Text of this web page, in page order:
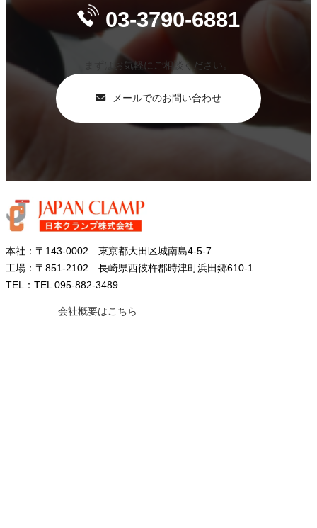
03-3790-6881
まずはお気軽にご相談ください。
メールでのお問い合わせ
本社：〒143-0002 東京都大田区城南島4-5-7
工場：〒851-2102 長崎県西彼杵郡時津町浜田郷610-1
TEL：TEL 095-882-3489
会社概要はこちら